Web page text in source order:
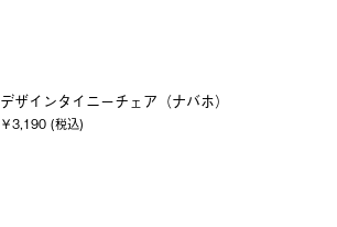
デザインタイニーチェア（ナバホ）
￥3,190 (税込)